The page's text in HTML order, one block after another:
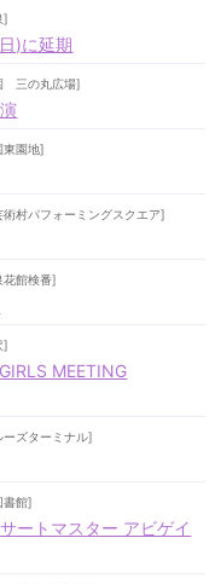
]
)に延期
三の丸広場]
東園地]
術村パフォーミングスクエア]
花館検番]
]
MEETING
ーズターミナル]
書館]
ートマスター アビゲイ